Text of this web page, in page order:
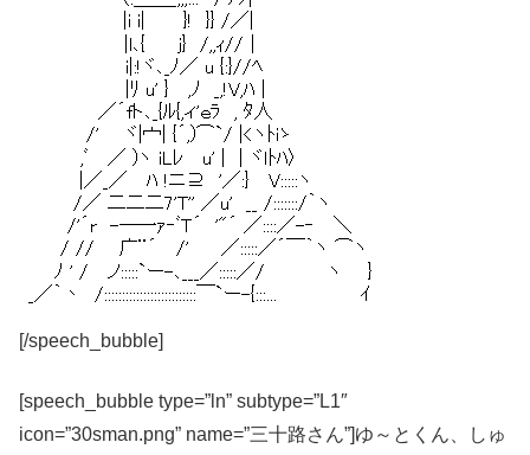
[/speech_bubble]
[speech_bubble type=”ln” subtype=”L1″
icon=”30sman.png” name=”三十路さん”]ゆ～とくん、しゅ